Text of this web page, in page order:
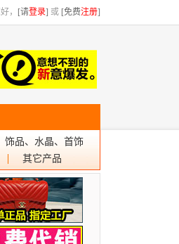
， [请登录] 或 [免费注册]
饰品、水晶、首饰
其它产品